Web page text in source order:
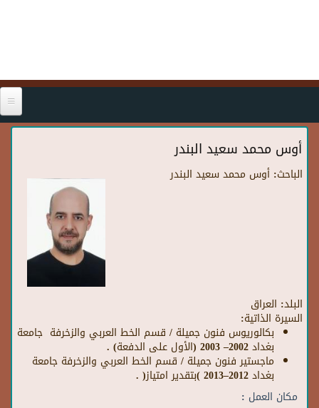
أوس محمد سعيد البندر
الباحث: أوس محمد سعيد البندر
البلد: العراق
السيرة الذاتية:
بكالوريوس فنون جميلة / قسم الخط العربي والزخرفة جامعة
بغداد
ماجستير فنون جميلة / قسم الخط العربي والزخرفة جامعة
بغداد 2012–2013 )بتقدير امتياز(
.
مكان العمل :